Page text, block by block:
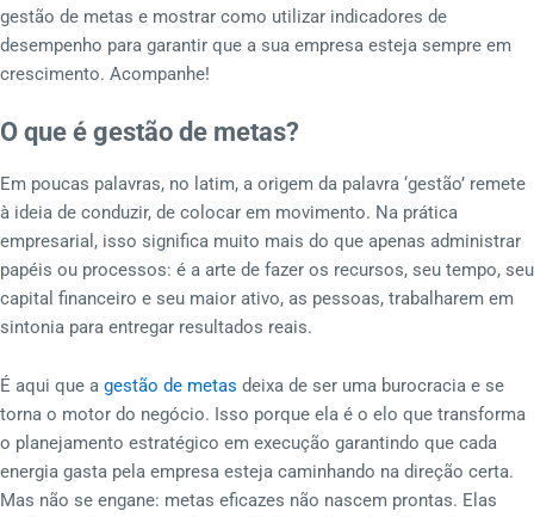
gestão de metas e mostrar como utilizar indicadores de
desempenho para garantir que a sua empresa esteja sempre em
crescimento. Acompanhe!
O que é gestão de metas?
Em poucas palavras, no latim, a origem da palavra ‘gestão’ remete
à ideia de conduzir, de colocar em movimento. Na prática
empresarial, isso significa muito mais do que apenas administrar
papéis ou processos: é a arte de fazer os recursos, seu tempo, seu
capital financeiro e seu maior ativo, as pessoas, trabalharem em
sintonia para entregar resultados reais.
É aqui que a gestão de metas deixa de ser uma burocracia e se
torna o motor do negócio. Isso porque ela é o elo que transforma
o planejamento estratégico em execução garantindo que cada
energia gasta pela empresa esteja caminhando na direção certa.
Mas não se engane: metas eficazes não nascem prontas. Elas